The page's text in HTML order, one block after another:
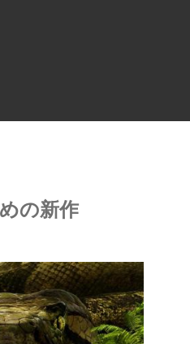
の新作